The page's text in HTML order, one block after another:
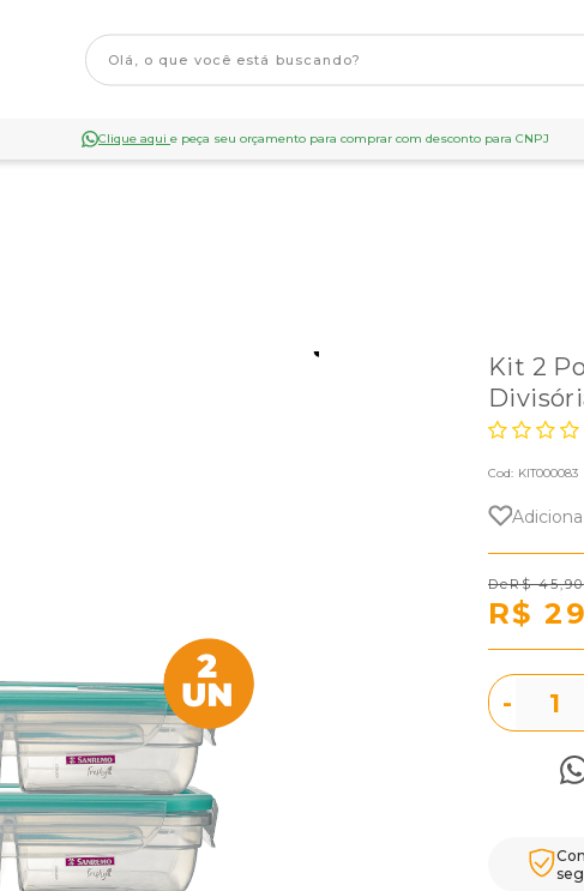
Clique aqui e peça seu orçamento para comprar com desconto para CNPJ
Kit 2
Cod: KIT000083
R$ 45,90
R$
-